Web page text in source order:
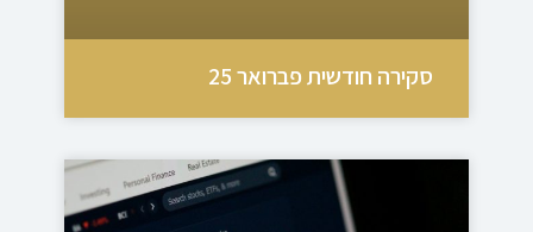
סקירה חודשית פברואר 25